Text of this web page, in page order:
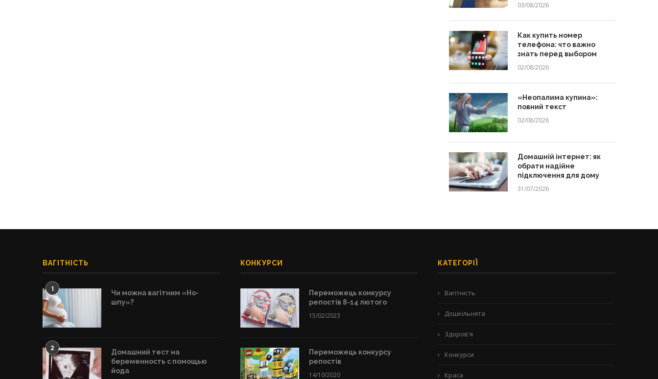
03/08/2026
Как купить номер
телефона: что важно
знать перед выбором
02/08/2026
«Неопалима купина»:
повний текст
02/08/2026
Домашній інтернет: як
обрати надійне
підключення для дому
31/07/2026
ВАГІТНІСТЬ
1
Чи можна вагітним «Но-
шпу»?
2
Домашний тест на
беременность с помощью
йода
КОНКУРСИ
Переможець конкурсу
репостів 8-14 лютого
15/02/2023
Переможець конкурсу
репостів
14/10/2020
КАТЕГОРІЇ
Вагітність
Дошкільнята
Здоров'я
Конкурси
Краса